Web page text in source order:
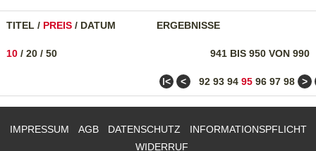
TITEL / PREIS / DATUM ERGEBNISSE
941 BIS 950 VON 990
10 / 20 / 50
ǀ< < 92 93 94 95 96 97 98 >
IMPRESSUM AGB DATENSCHUTZ
INFORMATIONSPFLICHT
WIDERRUF